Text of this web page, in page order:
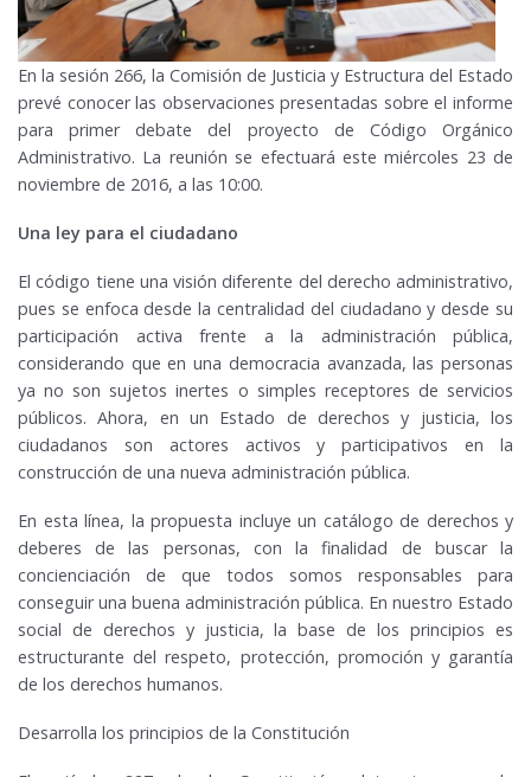
En la sesión 266, la Comisión de Justicia y Estructura del Estado
prevé conocer las observaciones presentadas sobre el informe
para primer debate del proyecto de Código Orgánico
Administrativo. La reunión se efectuará este miércoles 23 de
noviembre de 2016, a las 10:00.
Una ley para el ciudadano
El código tiene una visión diferente del derecho administrativo,
pues se enfoca desde la centralidad del ciudadano y desde su
participación activa frente a la administración pública,
considerando que en una democracia avanzada, las personas
ya no son sujetos inertes o simples receptores de servicios
públicos. Ahora, en un Estado de derechos y justicia, los
ciudadanos son actores activos y participativos en la
construcción de una nueva administración pública.
En esta línea, la propuesta incluye un catálogo de derechos y
deberes de las personas, con la finalidad de buscar la
concienciación de que todos somos responsables para
conseguir una buena administración pública. En nuestro Estado
social de derechos y justicia, la base de los principios es
estructurante del respeto, protección, promoción y garantía
de los derechos humanos.
Desarrolla los principios de la Constitución